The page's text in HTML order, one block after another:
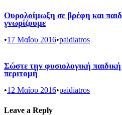
Ουρολοίμωξη σε βρέφη και
γνωρίζουμε
•17 Μαΐου 2016•paidiatros
Σώστε την φυσιολογική
περιτομή
•12 Μαΐου 2016•paidiatros
Leave a Reply